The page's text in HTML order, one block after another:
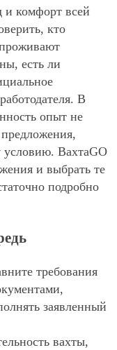
и комфорт всей
кто
проживают
есть ли
В
опыт не
условию. ВахтаGO
и выбрать те
подробно
требования
заявленный
вахты,